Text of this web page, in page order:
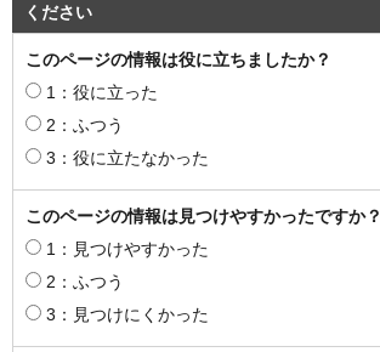
ください
このページの情報は役に立ちましたか？
1：役に立った
2：ふつう
3：役に立たなかった
このページの情報は見つけやすかったですか？
1：見つけやすかった
2：ふつう
3：見つけにくかった